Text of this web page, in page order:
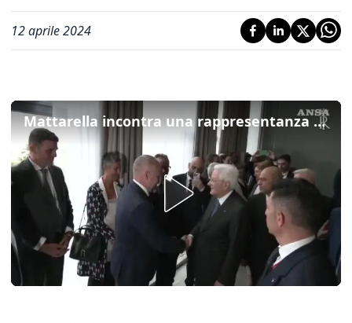
12 aprile 2024
Mattarella incontra una rappresentanza della collettivita' italiana in Costa d'Avorio